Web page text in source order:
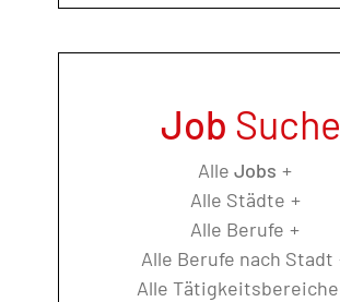
Job Suche
Alle Jobs
Alle Städte
Alle Berufe
Alle Berufe nach Stadt
Alle Tätigkeitsbereiche